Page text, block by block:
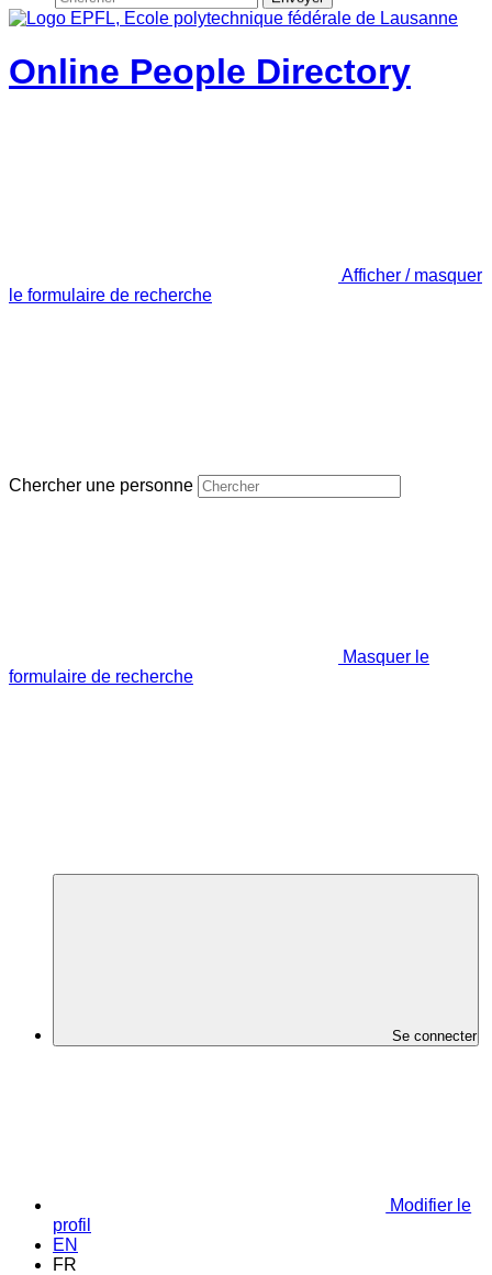
Online People Directory
Afficher / masquer
le formulaire de recherche
Chercher une personne
Masquer le
formulaire de recherche
Se connecter
Modifier le
profil
EN
FR